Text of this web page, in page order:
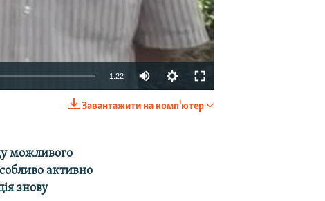
1:22
Завантажити на комп'ютер
можливого
активно
знову